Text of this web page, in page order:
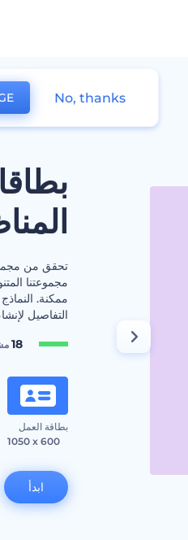
تحقق من
مجموعتنا
ممكنة.
التفاصيل
18
بطاقة العمل
1050 x 600
ابدأ
No, thanks